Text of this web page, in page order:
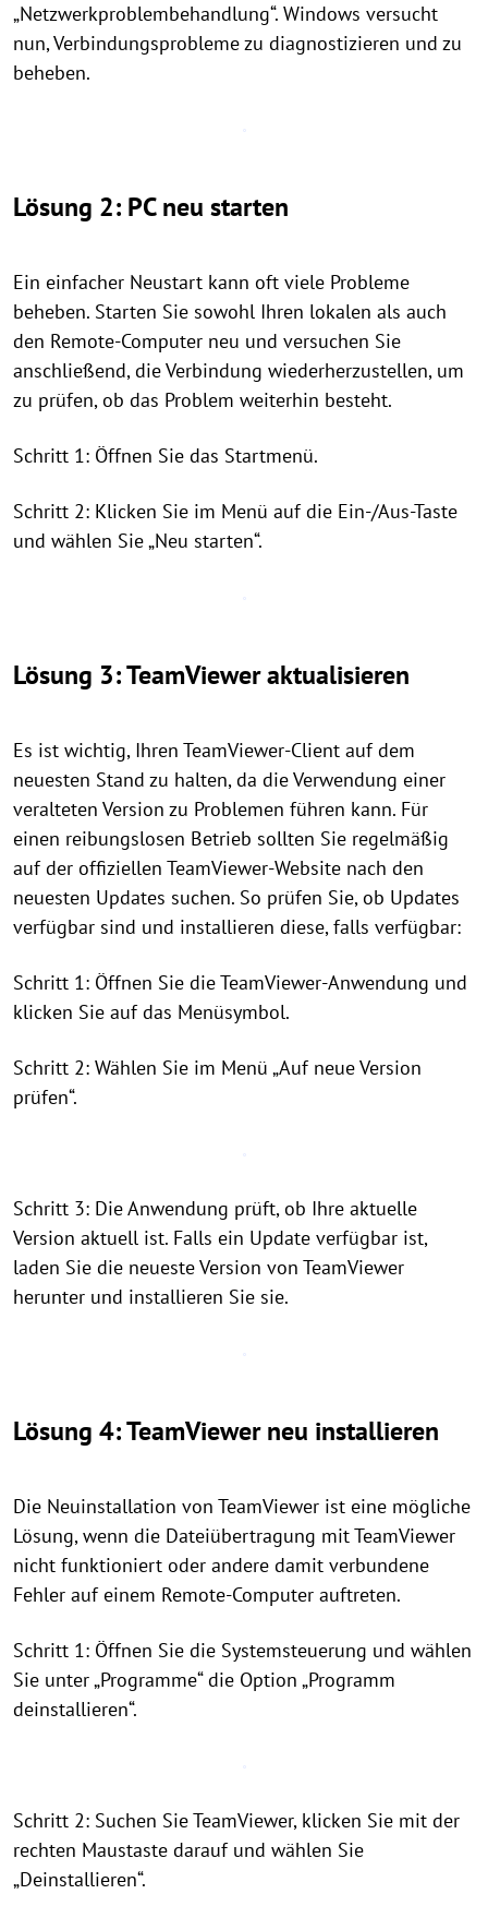
„Netzwerkproblembehandlung“. Windows versucht
nun, Verbindungsprobleme zu diagnostizieren und zu
beheben.
Lösung 2: PC neu starten
Ein einfacher Neustart kann oft viele Probleme
beheben. Starten Sie sowohl Ihren lokalen als auch
den Remote-Computer neu und versuchen Sie
anschließend, die Verbindung wiederherzustellen, um
zu prüfen, ob das Problem weiterhin besteht.
Schritt 1: Öffnen Sie das Startmenü.
Schritt 2: Klicken Sie im Menü auf die Ein-/Aus-Taste
und wählen Sie „Neu starten“.
Lösung 3: TeamViewer aktualisieren
Es ist wichtig, Ihren TeamViewer-Client auf dem
neuesten Stand zu halten, da die Verwendung einer
veralteten Version zu Problemen führen kann. Für
einen reibungslosen Betrieb sollten Sie regelmäßig
auf der offiziellen TeamViewer-Website nach den
neuesten Updates suchen. So prüfen Sie, ob Updates
verfügbar sind und installieren diese, falls verfügbar:
Schritt 1: Öffnen Sie die TeamViewer-Anwendung und
klicken Sie auf das Menüsymbol.
Schritt 2: Wählen Sie im Menü „Auf neue Version
prüfen“.
Schritt 3: Die Anwendung prüft, ob Ihre aktuelle
Version aktuell ist. Falls ein Update verfügbar ist,
laden Sie die neueste Version von TeamViewer
herunter und installieren Sie sie.
Lösung 4: TeamViewer neu installieren
Die Neuinstallation von TeamViewer ist eine mögliche
Lösung, wenn die Dateiübertragung mit TeamViewer
nicht funktioniert oder andere damit verbundene
Fehler auf einem Remote-Computer auftreten.
Schritt 1: Öffnen Sie die Systemsteuerung und wählen
Sie unter „Programme“ die Option „Programm
deinstallieren“.
Schritt 2: Suchen Sie TeamViewer, klicken Sie mit der
rechten Maustaste darauf und wählen Sie
„Deinstallieren“.